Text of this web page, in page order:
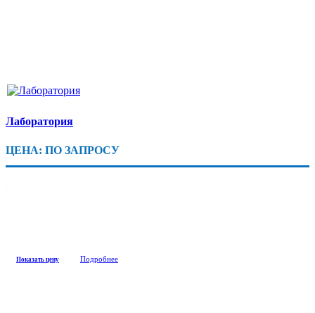
Лаборатория
ЦЕНА: ПО ЗАПРОСУ
Показать цену Подробнее